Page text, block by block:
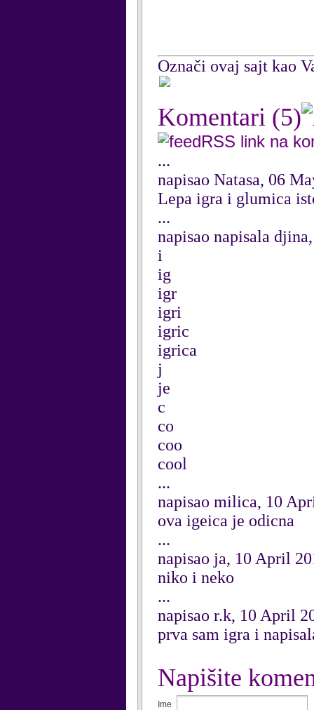
Označi ovaj sajt kao
Komentari (5)
RSS link na
...
napisao Natasa, 06
Lepa igra i glumica
...
napisao napisala
i
ig
igr
igri
igric
igrica
j
je
c
co
coo
cool
...
napisao milica, 10
ova igeica je odicna
...
napisao ja, 10 April
niko i neko
...
napisao r.k, 10 April
prva sam igra i
Napišite
Ime